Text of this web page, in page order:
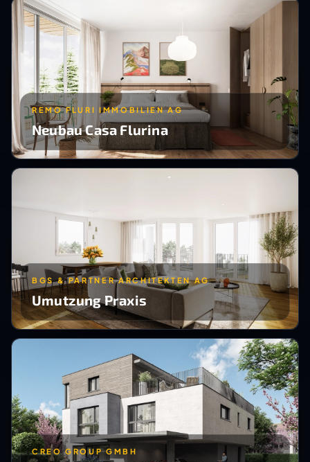
REMO FLURI IMMOBILIEN AG
Neubau Casa Flurina
BGS & PARTNER ARCHITEKTEN AG
Umutzung Praxis
CREO GROUP GMBH